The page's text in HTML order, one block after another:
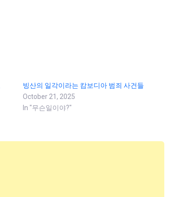
빙산의 일각이라는 캄보디아 범죄 사건들
October 21, 2025
In "무슨일이야?"